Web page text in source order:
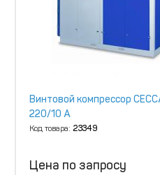
Винтовой компрессор
220/10 A
Код товара:23349
Цена по запросу